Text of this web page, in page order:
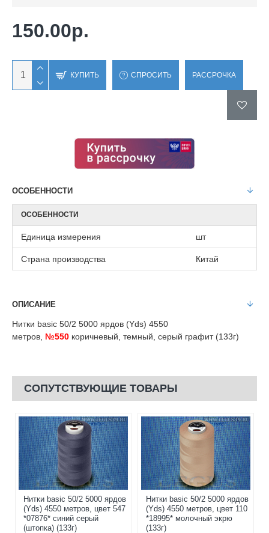
150.00р.
КУПИТЬ СПРОСИТЬ РАССРОЧКА
ОСОБЕННОСТИ
ОСОБЕННОСТИ
Единица измерения шт
Страна производства Китай
ОПИСАНИЕ
Нитки basic 50/2 5000 ярдов (Yds) 4550
метров, №550 коричневый, темный, серый графит (133г)
СОПУТСТВУЮЩИЕ ТОВАРЫ
Нитки basic 50/2 5000 ярдов
(Yds) 4550 метров, цвет 547
*07876* синий серый
(штопка) (133г)
Нитки basic 50/2 5000 ярдов
(Yds) 4550 метров, цвет 110
*18995* молочный экрю
(133г)